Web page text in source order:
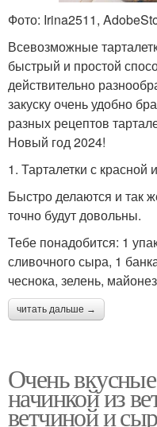
Фото: Irina2511,
Всевозможные
быстрый и простой
действительно
закуску очень удобно
разных рецептов
Новый год 2024!
1. Тарталетки с красной
Быстро делаются и так
точно будут довольны.
Тебе понадобится: 1
сливочного сыра, 1
чеснока, зелень,
читать дальше →
Очень
начинкой из
ветчиной и